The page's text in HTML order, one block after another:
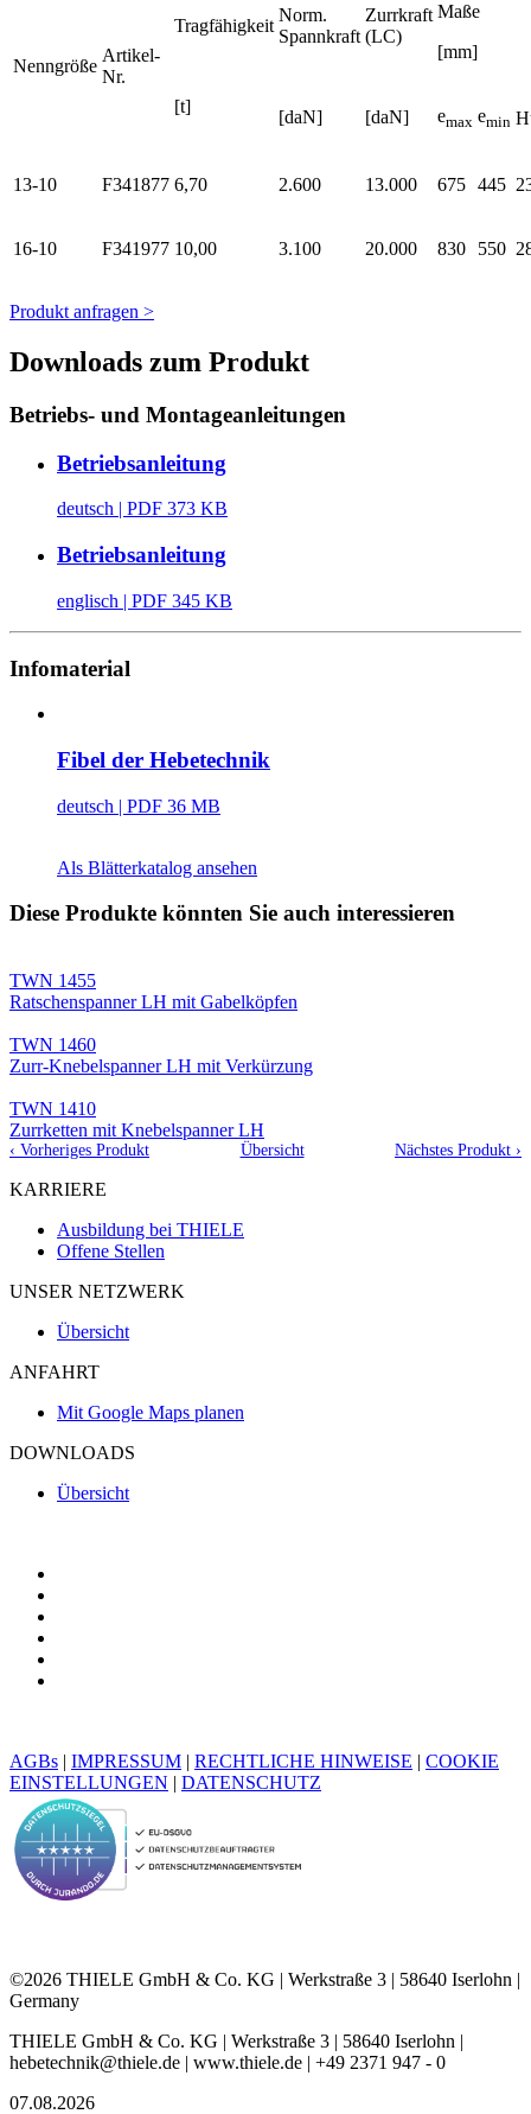
Nenngröße
Artikel-
Nr.
Tragfähigkeit
[t]
Norm.
Spannkraft
[daN]
Zurrkraft
(LC)
[daN]
Maße
[mm]
emax emin
13-10 F341877 6,70 2.600 13.000 675 445
16-10 F341977 10,00 3.100 20.000 830 550
Produkt anfragen >
Downloads zum Produkt
Betriebs- und Montageanleitungen
Betriebsanleitung
deutsch | PDF 373 KB
Betriebsanleitung
englisch | PDF 345 KB
Infomaterial
Fibel der Hebetechnik
deutsch | PDF 36 MB
Als Blätterkatalog ansehen
Diese Produkte könnten Sie auch interessieren
TWN 1455
Ratschenspanner LH mit Gabelköpfen
TWN 1460
Zurr-Knebelspanner LH mit Verkürzung
TWN 1410
Zurrketten mit Knebelspanner LH
‹ Vorheriges Produkt Übersicht Nächstes Produkt ›
KARRIERE
Ausbildung bei THIELE
Offene Stellen
UNSER NETZWERK
Übersicht
ANFAHRT
Mit Google Maps planen
DOWNLOADS
Übersicht
AGBs | IMPRESSUM | RECHTLICHE HINWEISE | COOKIE
EINSTELLUNGEN | DATENSCHUTZ
©2026 THIELE GmbH & Co. KG | Werkstraße 3 | 58640 Iserlohn |
Germany
THIELE GmbH & Co. KG | Werkstraße 3 | 58640 Iserlohn |
hebetechnik@thiele.de | www.thiele.de | +49 2371 947 - 0
07.08.2026